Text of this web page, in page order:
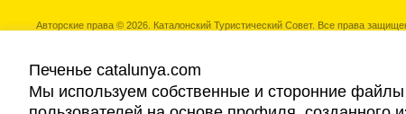
Авторские права © 2026. Каталонский Туристический Совет. Все права
Печенье catalunya.com
Мы используем собственные и сторонние